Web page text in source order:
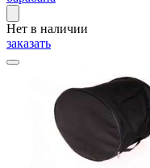
Нет в наличии
заказать